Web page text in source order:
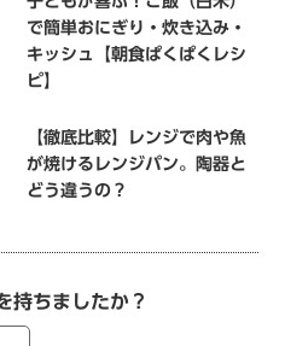
で簡単おにぎり・炊き込み・
キッシュ【朝食ぱくぱくレシ
ピ】
【徹底比較】レンジで肉や魚
が焼けるレンジパン。陶器と
どう違うの？
持ちましたか？